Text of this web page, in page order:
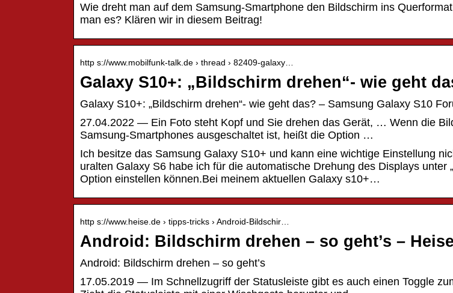
Wie dreht man auf dem Samsung-Smartphone den Bildschirm ins
man es? Klären wir in diesem Beitrag!
http s://www.mobilfunk-talk.de › thread › 82409-galaxy…
Galaxy S10+: „Bildschirm drehen“- wie geht
Galaxy S10+: „Bildschirm drehen“- wie geht das? – Samsung Galaxy S10
27.04.2022 — Ein Foto steht Kopf und Sie drehen das Gerät, … Wenn die
Samsung-Smartphones ausgeschaltet ist, heißt die Option …
Ich besitze das Samsung Galaxy S10+ und kann eine wichtige Einstellung
uralten Galaxy S6 habe ich für die automatische Drehung des Displays unter
Option einstellen können.Bei meinem aktuellen Galaxy s10+…
http s://www.heise.de › tipps-tricks › Android-Bildschir…
Android: Bildschirm drehen – so geht’s – Heise
Android: Bildschirm drehen – so geht’s
17.05.2019 — Im Schnellzugriff der Statusleiste gibt es auch einen Toggle